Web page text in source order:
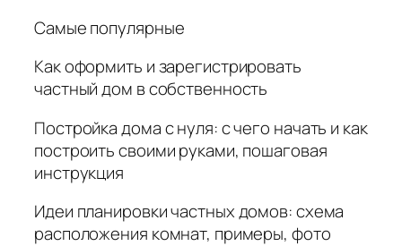
Самые популярные
Как оформить и зарегистрировать
частный дом в собственность
Постройка дома с нуля: с чего начать и как
построить своими руками, пошаговая
инструкция
Идеи планировки частных домов: схема
расположения комнат, примеры, фото